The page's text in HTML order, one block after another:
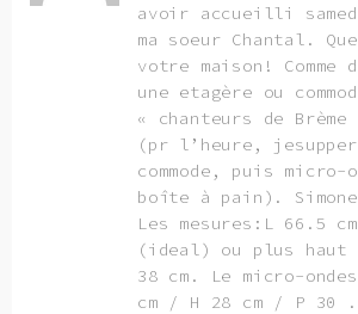
avoir accueilli
ma soeur Chantal.
votre maison!
une etagère ou
« chanteurs de
(pr l’heure,
commode, puis micro-
boîte à pain). Simone
Les mesures:L 66.5
(ideal) ou plus haut
38 cm. Le micro-
cm / H 28 cm / P